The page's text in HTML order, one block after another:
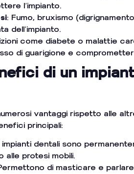
l’impianto.
: Fumo, bruxismo
dell’impianto.
come diabete o malattie
di guarigione e
di un
vantaggi rispetto alle
principali:
impianti dentali sono
alle protesi mobili.
di masticare e